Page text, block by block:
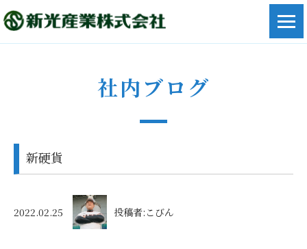
社内ブログ
新硬貨
2022.02.25 投稿者:こびん